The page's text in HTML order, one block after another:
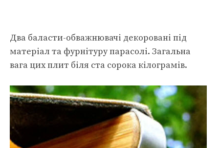
Два баласти-обважнювачі декоровані під
матеріал та фурнітуру парасолі. Загальна
вага цих плит біля ста сорока кілограмів.